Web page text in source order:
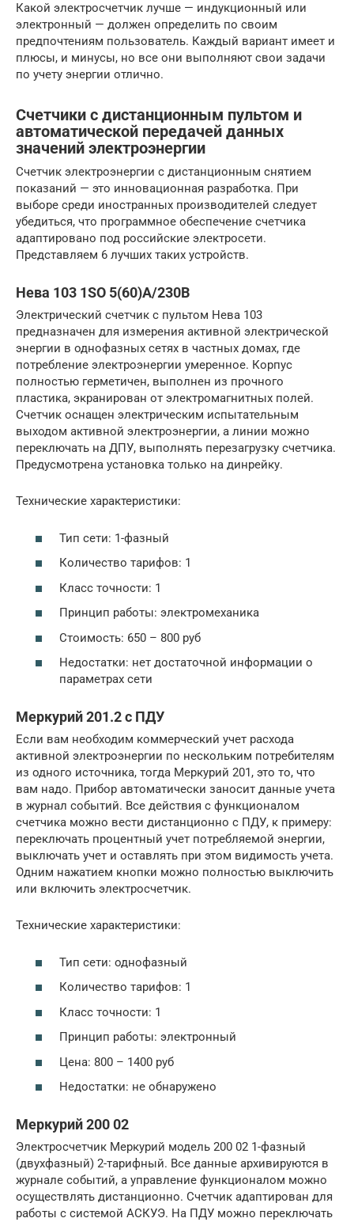
Какой электросчетчик лучше — индукционный или
электронный — должен определить по своим
предпочтениям пользователь. Каждый вариант имеет и
плюсы, и минусы, но все они выполняют свои задачи
по учету энергии отлично.
Счетчики с дистанционным пультом и
автоматической передачей данных
значений электроэнергии
Счетчик электроэнергии с дистанционным снятием
показаний — это инновационная разработка. При
выборе среди иностранных производителей следует
убедиться, что программное обеспечение счетчика
адаптировано под российские электросети.
Представляем 6 лучших таких устройств.
Нева 103 1SO 5(60)А/230В
Электрический счетчик с пультом Нева 103
предназначен для измерения активной электрической
энергии в однофазных сетях в частных домах, где
потребление электроэнергии умеренное. Корпус
полностью герметичен, выполнен из прочного
пластика, экранирован от электромагнитных полей.
Счетчик оснащен электрическим испытательным
выходом активной электроэнергии, а линии можно
переключать на ДПУ, выполнять перезагрузку счетчика.
Предусмотрена установка только на динрейку.
Технические характеристики:
Тип сети: 1-фазный
Количество тарифов: 1
Класс точности: 1
Принцип работы: электромеханика
Стоимость: 650 – 800 руб
Недостатки: нет достаточной информации о
параметрах сети
Меркурий 201.2 с ПДУ
Если вам необходим коммерческий учет расхода
активной электроэнергии по нескольким потребителям
из одного источника, тогда Меркурий 201, это то, что
вам надо. Прибор автоматически заносит данные учета
в журнал событий. Все действия с функционалом
счетчика можно вести дистанционно с ПДУ, к примеру:
переключать процентный учет потребляемой энергии,
выключать учет и оставлять при этом видимость учета.
Одним нажатием кнопки можно полностью выключить
или включить электросчетчик.
Технические характеристики:
Тип сети: однофазный
Количество тарифов: 1
Класс точности: 1
Принцип работы: электронный
Цена: 800 – 1400 руб
Недостатки: не обнаружено
Меркурий 200 02
Электросчетчик Меркурий модель 200 02 1-фазный
(двухфазный) 2-тарифный. Все данные архивируются в
журнале событий, а управление функционалом можно
осуществлять дистанционно. Счетчик адаптирован для
работы с системой АСКУЭ. На ПДУ можно переключать